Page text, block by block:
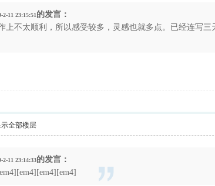
2-11 23:15:51的发言：
上不太顺利，所以感受较多，灵感也就多点。已经连写三
示全部楼层
2-11 23:14:33的发言：